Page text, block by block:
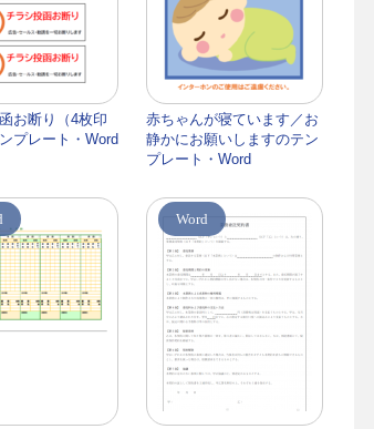
お断り（4枚印
プレート・Word
赤ちゃんが寝ています／お
静かにお願いしますのテン
プレート・Word
Word